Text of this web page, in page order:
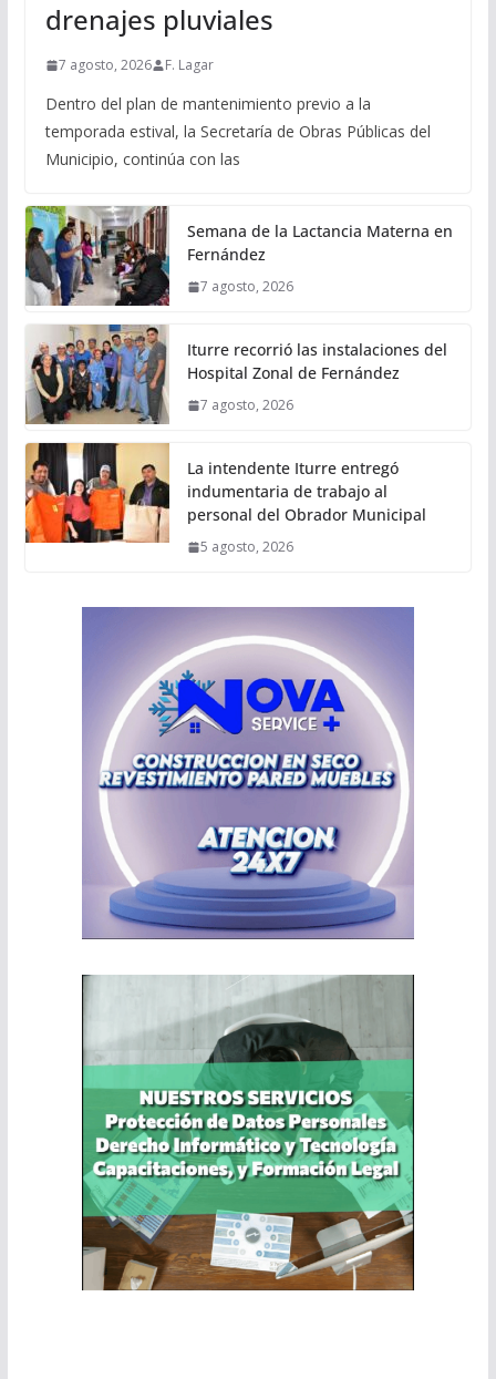
drenajes pluviales
7 agosto, 2026 F. Lagar
Dentro del plan de mantenimiento previo a la
temporada estival, la Secretaría de Obras Públicas del
Municipio, continúa con las
Semana de la Lactancia Materna en
Fernández
7 agosto, 2026
Iturre recorrió las instalaciones del
Hospital Zonal de Fernández
7 agosto, 2026
La intendente Iturre entregó
indumentaria de trabajo al
personal del Obrador Municipal
5 agosto, 2026